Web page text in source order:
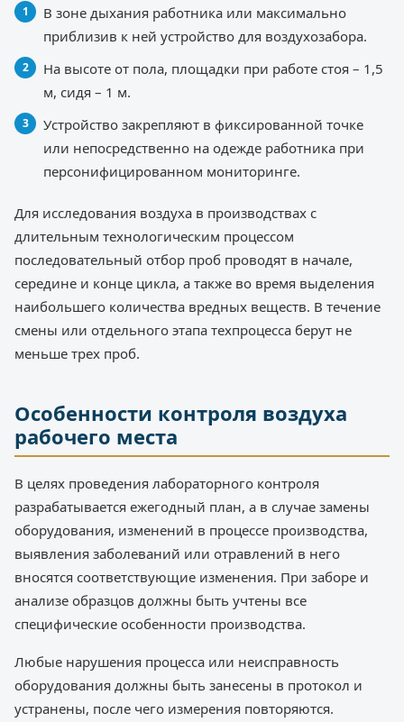
В зоне дыхания работника или максимально
приблизив к ней устройство для воздухозабора.
На высоте от пола, площадки при работе стоя – 1,5
м, сидя – 1 м.
Устройство закрепляют в фиксированной точке
или непосредственно на одежде работника при
персонифицированном мониторинге.
Для исследования воздуха в производствах с
длительным технологическим процессом
последовательный отбор проб проводят в начале,
середине и конце цикла, а также во время выделения
наибольшего количества вредных веществ. В течение
смены или отдельного этапа техпроцесса берут не
меньше трех проб.
Особенности контроля воздуха
рабочего места
В целях проведения лабораторного контроля
разрабатывается ежегодный план, а в случае замены
оборудования, изменений в процессе производства,
выявления заболеваний или отравлений в него
вносятся соответствующие изменения. При заборе и
анализе образцов должны быть учтены все
специфические особенности производства.
Любые нарушения процесса или неисправность
оборудования должны быть занесены в протокол и
устранены, после чего измерения повторяются.